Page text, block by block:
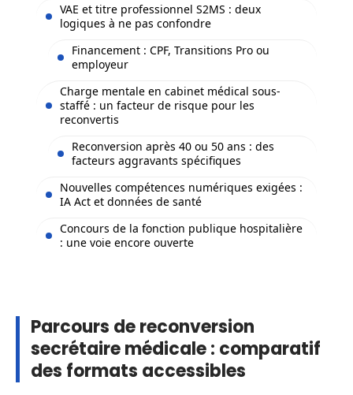
VAE et titre professionnel S2MS : deux
logiques à ne pas confondre
Financement : CPF, Transitions Pro ou
employeur
Charge mentale en cabinet médical sous-
staffé : un facteur de risque pour les
reconvertis
Reconversion après 40 ou 50 ans : des
facteurs aggravants spécifiques
Nouvelles compétences numériques exigées :
IA Act et données de santé
Concours de la fonction publique hospitalière
: une voie encore ouverte
Parcours de reconversion
secrétaire médicale : comparatif
des formats accessibles